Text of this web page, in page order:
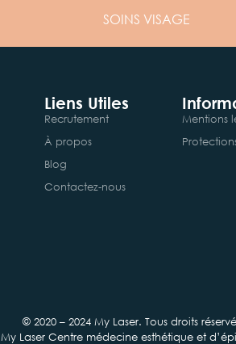
SOINS VISAGE
Liens Utiles
Recrutement
À propos
Blog
Contactez-nous
Mentions
© 2020 – 2024 My Laser. Tous droits
My Laser Centre médecine esthétique et